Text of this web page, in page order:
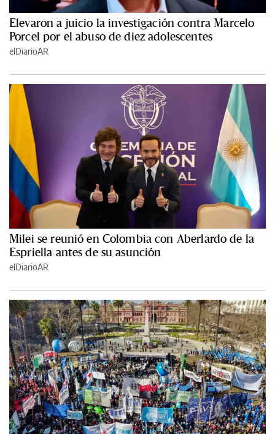
Elevaron a juicio la investigación contra Marcelo
Porcel por el abuso de diez adolescentes
elDiarioAR
Milei se reunió en Colombia con Aberlardo de la
Espriella antes de su asunción
elDiarioAR